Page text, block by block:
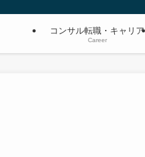
コンサル転職・キャリア
Career